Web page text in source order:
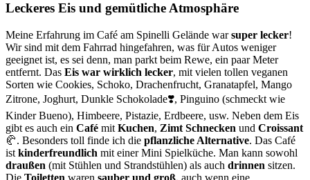
Leckeres Eis und gemütliche Atmosphäre
Meine Erfahrung im Café am Spinelli Gelände warsuper lecker!
Wir sind mit dem Fahrrad hingefahren, was für Autos weniger
geeignet ist, es sei denn, man parkt beim Rewe, ein paar Meter
entfernt. Das Eis war wirklich lecker, mit vielen tollen veganen
Sorten wie Cookies, Schoko, Drachenfrucht, Granatapfel, Mango
Zitrone, Joghurt, Dunkle Schokolade❣️, Pinguino (schmeckt wie
Kinder Bueno), Himbeere, Pistazie, Erdbeere, usw. Neben dem Eis
gibt es auch ein Café mit Kuchen, Zimt Schnecken und Croissant
🥐. Besonders toll finde ich die pflanzliche Alternative. Das Café
ist kinderfreundlich mit einer Mini Spielküche. Man kann sowohl
draußen (mit Stühlen und Strandstühlen) als auch drinnen sitzen.
Die Toiletten waren sauber und groß, auch wenn eine